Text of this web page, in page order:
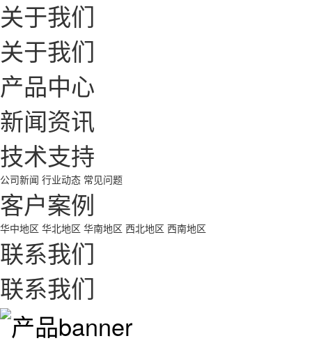
关于我们
关于我们
产品中心
新闻资讯
技术支持
公司新闻 行业动态 常见问题
客户案例
华中地区 华北地区 华南地区 西北地区 西南地区
联系我们
联系我们